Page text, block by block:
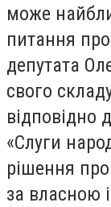
може
питання
депутата
свого
відповідно
«Слуги
рішення
за власною